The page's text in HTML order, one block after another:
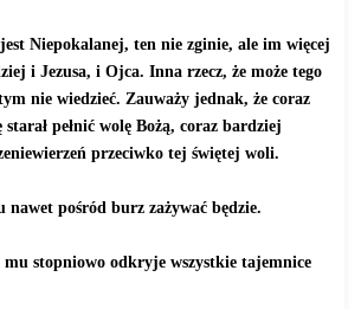
Niepokalanej, ten nie zginie, ale im więcej
i Jezusa, i Ojca. Inna rzecz, że może tego
nie wiedzieć. Zauważy jednak, że coraz
pełnić wolę Bożą, coraz bardziej
przeciwko tej świętej woli.
nawet pośród burz zażywać będzie.
mu stopniowo odkryje wszystkie tajemnice